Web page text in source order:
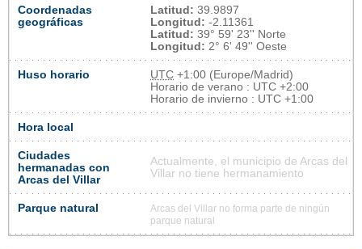
Coordenadas
geográficas
Latitud: 39.9897
Longitud: -2.11361
Latitud: 39° 59' 23'' Norte
Longitud: 2° 6' 49'' Oeste
Huso horario UTC +1:00 (Europe/Madrid)
Horario de verano : UTC +2:00
Horario de invierno : UTC +1:00
Hora local
Ciudades
hermanadas con
Arcas del Villar
Actualmente, el municipio de Arcas del
Villar no tiene hermanamiento
Parque natural
Arcas del Villar no forma parte de ningún
parque natural